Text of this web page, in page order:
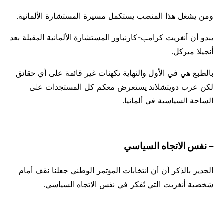
ومن يشغل هذا المنصب يستكمل مسيرة المستشارة الألمانية.
يبدو أن أنغريت كرامب-كارنباور المستشارة الألمانية المقبلة بعد
أنجيلا ميركل.
بالطبع هي في الأول والنهاية تكهنات غير قائمة على أي حقائق
لكن عرب دويتشلاند يستعرض معكم كل المستجدات على
الساحة السياسية في ألمانيا.
– نفس الاتجاه السياسي
الجدير بالذكر أن أن انتخابات المؤتمر الوطني جعلنا نقف أمام
شخصية أنغريت التي تُفكر في نفس الاتجاه السياسي.